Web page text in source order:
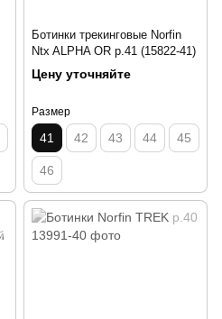
Ботинки трекинговые Norfin
Ntx ALPHA OR р.41 (15822-41)
Цену уточняйте
Размер
41 42 43 44 45
46